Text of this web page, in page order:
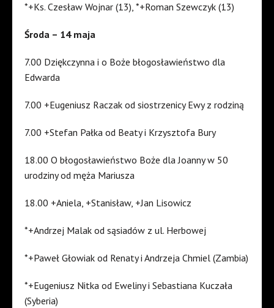
*+Ks. Czesław Wojnar (13), *+Roman Szewczyk (13)
Środa – 14 maja
7.00 Dziękczynna i o Boże błogosławieństwo dla
Edwarda
7.00 +Eugeniusz Raczak od siostrzenicy Ewy z rodziną
7.00 +Stefan Pałka od Beaty i Krzysztofa Bury
18.00 O błogosławieństwo Boże dla Joanny w 50
urodziny od męża Mariusza
18.00 +Aniela, +Stanisław, +Jan Lisowicz
*+Andrzej Malak od sąsiadów z ul. Herbowej
*+Paweł Głowiak od Renaty i Andrzeja Chmiel (Zambia)
*+Eugeniusz Nitka od Eweliny i Sebastiana Kuczała
(Syberia)